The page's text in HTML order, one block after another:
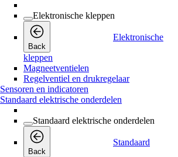
Elektronische kleppen
Back
Elektronische
kleppen
Magneetventielen
Regelventiel en drukregelaar
Sensoren en indicatoren
Standaard elektrische onderdelen
Standaard elektrische onderdelen
Back
Standaard